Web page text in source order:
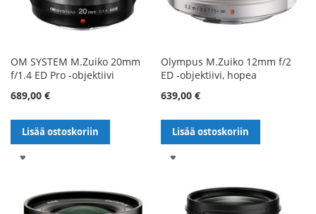
OM SYSTEM M.Zuiko 20mm
f/1.4 ED Pro -objektiivi
689,00 €
Lisää ostoskoriin
Olympus M.Zuiko 12mm f/2
ED -objektiivi, hopea
639,00 €
Lisää ostoskoriin